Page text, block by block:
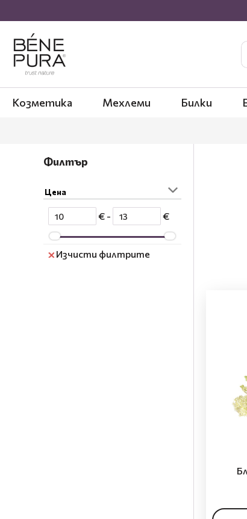
Козметика Мехлеми Билки
Филтър
Цена
€ - €
Изчисти филтрите